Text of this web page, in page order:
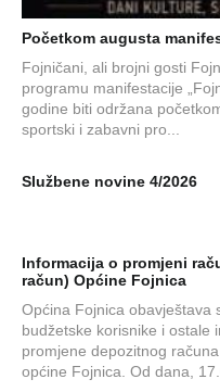
Početkom augusta
Fojničani, ali brojni gosti
programu manifestacije
godine biti održana
sportski i zabavni pro...
Službene novine 4/2026
Informacija o promjeni
račun) Općine Fojnica
Općina Fojnica obavještava
budžetske korisnike i ostale
promjene depozitnog
općine Fojnica. Od dana,